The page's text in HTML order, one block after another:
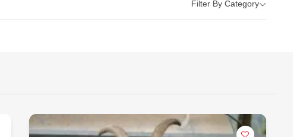
Filter By Category